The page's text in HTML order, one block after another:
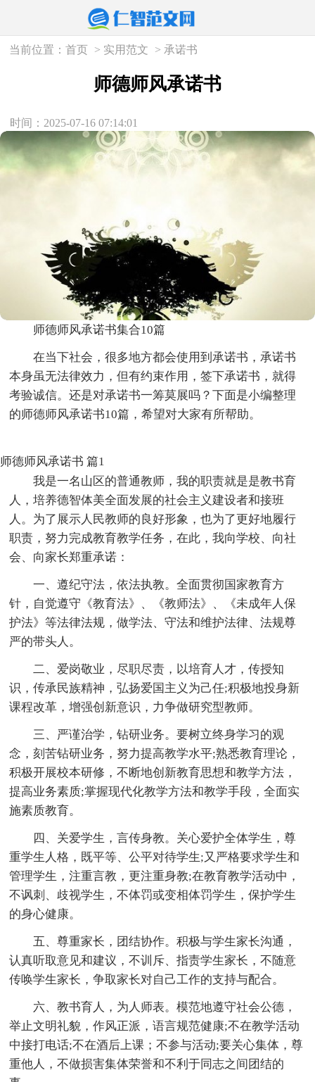
当前位置：首页 > 实用范文 > 承诺书
师德师风承诺书
时间：2025-07-16 07:14:01
师德师风承诺书集合10篇
在当下社会，很多地方都会使用到承诺书，承诺书
本身虽无法律效力，但有约束作用，签下承诺书，就得
考验诚信。还是对承诺书一筹莫展吗？下面是小编整理
的师德师风承诺书10篇，希望对大家有所帮助。
师德师风承诺书 篇1
我是一名山区的普通教师，我的职责就是是教书育
人，培养德智体美全面发展的社会主义建设者和接班
人。为了展示人民教师的良好形象，也为了更好地履行
职责，努力完成教育教学任务，在此，我向学校、向社
会、向家长郑重承诺：
一、遵纪守法，依法执教。全面贯彻国家教育方
针，自觉遵守《教育法》、《教师法》、《未成年人保
护法》等法律法规，做学法、守法和维护法律、法规尊
严的带头人。
二、爱岗敬业，尽职尽责，以培育人才，传授知
识，传承民族精神，弘扬爱国主义为己任;积极地投身新
课程改革，增强创新意识，力争做研究型教师。
三、严谨治学，钻研业务。要树立终身学习的观
念，刻苦钻研业务，努力提高教学水平;熟悉教育理论，
积极开展校本研修，不断地创新教育思想和教学方法，
提高业务素质;掌握现代化教学方法和教学手段，全面实
施素质教育。
四、关爱学生，言传身教。关心爱护全体学生，尊
重学生人格，既平等、公平对待学生;又严格要求学生和
管理学生，注重言教，更注重身教;在教育教学活动中，
不讽刺、歧视学生，不体罚或变相体罚学生，保护学生
的身心健康。
五、尊重家长，团结协作。积极与学生家长沟通，
认真听取意见和建议，不训斥、指责学生家长，不随意
传唤学生家长，争取家长对自己工作的支持与配合。
六、教书育人，为人师表。模范地遵守社会公德，
举止文明礼貌，作风正派，语言规范健康;不在教学活动
中接打电话;不在酒后上课；不参与活动;要关心集体，尊
重他人，不做损害集体荣誉和不利于同志之间团结的